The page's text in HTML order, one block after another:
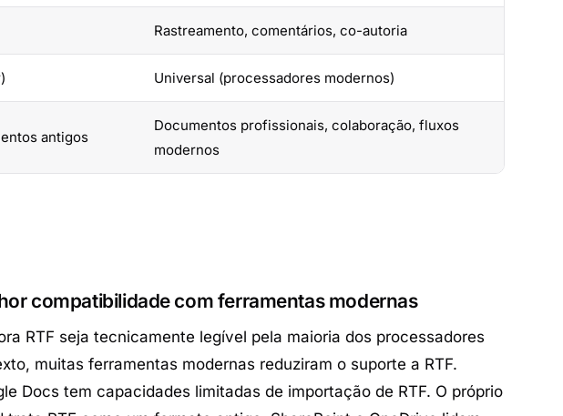
Rastreamento, comentários, co-autoria
Universal (processadores modernos)
antigos
Documentos profissionais, colaboração, fluxos
modernos
compatibilidade com ferramentas modernas
RTF seja tecnicamente legível pela maioria dos processadores
muitas ferramentas modernas reduziram o suporte a RTF.
Docs tem capacidades limitadas de importação de RTF. O próprio